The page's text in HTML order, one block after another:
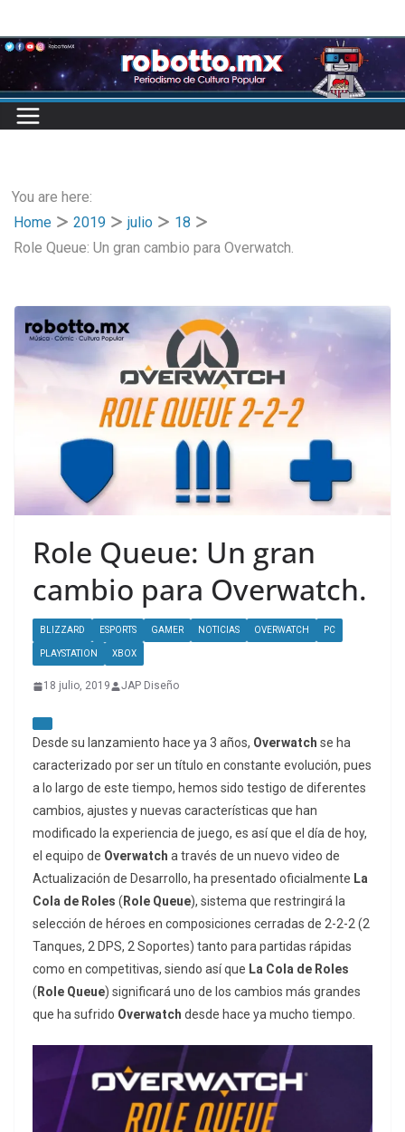
to
content
You are here:
Home
2019 julio
18
Role Queue: Un gran cambio para Overwatch.
Role Queue: Un gran
cambio para Overwatch.
BLIZZARD ESPORTS GAMER NOTICIAS OVERWATCH PC
PLAYSTATION XBOX
18 julio, 2019 JAP Diseño
Desde su lanzamiento hace ya 3 años, Overwatch se ha
caracterizado por ser un título en constante evolución, pues
a lo largo de este tiempo, hemos sido testigo de diferentes
cambios, ajustes y nuevas características que han
modificado la experiencia de juego, es así que el día de hoy,
el equipo de Overwatch a través de un nuevo video de
Actualización de Desarrollo, ha presentado oficialmente La
Cola de Roles ( Role Queue), sistema que restringirá la
selección de héroes en composiciones cerradas de 2-2-2 (2
Tanques, 2 DPS, 2 Soportes) tanto para partidas rápidas
como en competitivas, siendo así que La Cola de Roles
( Role Queue) significará uno de los cambios más grandes
que ha sufrido Overwatch desde hace ya mucho tiempo.